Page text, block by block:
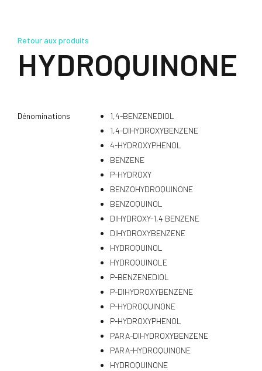
Retour aux produits
HYDROQUINONE
Dénominations
1,4-BENZENEDIOL
1,4-DIHYDROXYBENZENE
4-HYDROXYPHENOL
BENZENE
P-HYDROXY
BENZOHYDROQUINONE
BENZOQUINOL
DIHYDROXY-1,4 BENZENE
DIHYDROXYBENZENE
HYDROQUINOL
HYDROQUINOLE
P-BENZENEDIOL
P-DIHYDROXYBENZENE
P-HYDROQUINONE
P-HYDROXYPHENOL
PARA-DIHYDROXYBENZENE
PARA-HYDROQUINONE
HYDROQUINONE